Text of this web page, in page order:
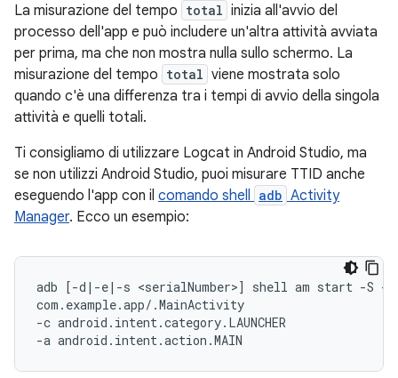
La misurazione del tempo total inizia all'avvio del
processo dell'app e può includere un'altra attività avviata
per prima, ma che non mostra nulla sullo schermo. La
misurazione del tempo total viene mostrata solo
quando c'è una differenza tra i tempi di avvio della singola
attività e quelli totali.
Ti consigliamo di utilizzare Logcat in Android Studio, ma
se non utilizzi Android Studio, puoi misurare TTID anche
eseguendo l'app con il comando shell adb Activity
Manager. Ecco un esempio:
adb [-d|-e|-s <serialNumber>] shell am start -S -W
com.example.app/.MainActivity
-c android.intent.category.LAUNCHER